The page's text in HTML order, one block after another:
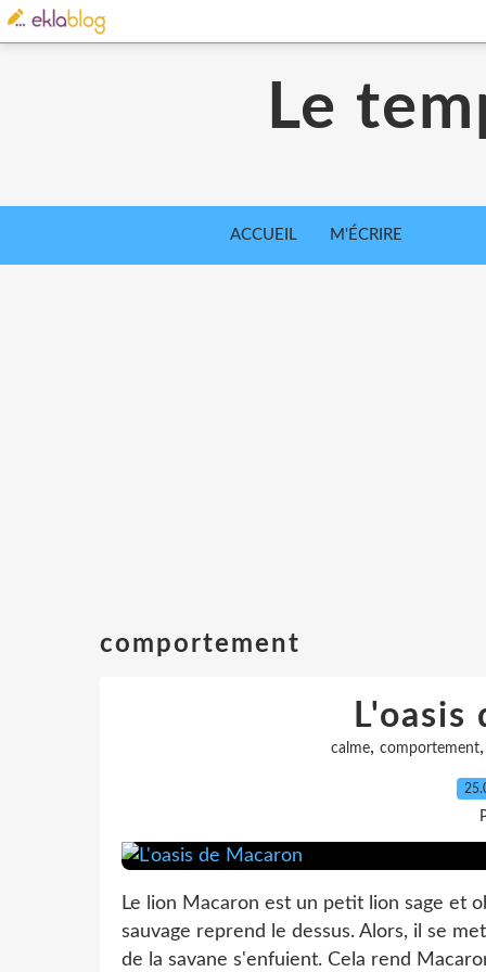
Le
ACCUEIL M'ÉCRIRE
comportement
L'oasis
calme, comportement
Le lion Macaron est un petit lion sage et
sauvage reprend le dessus. Alors, il se
de la savane s'enfuient. Cela rend